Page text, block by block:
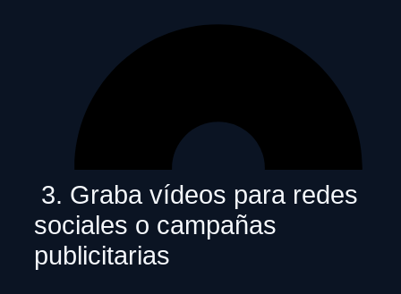
3. Graba vídeos para redes
sociales o campañas
publicitarias